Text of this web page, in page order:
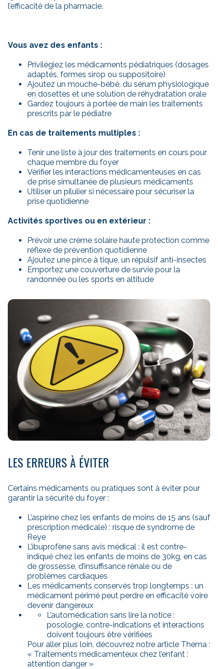
l’efficacité de la pharmacie.
Vous avez des enfants :
Privilégiez les médicaments pédiatriques (dosages
adaptés, formes sirop ou suppositoire)
Ajoutez un mouche-bébé, du sérum physiologique
en dosettes et une solution de réhydratation orale
Gardez toujours à portée de main les traitements
prescrits par le pédiatre
En cas de traitements multiples :
Tenir une liste à jour des traitements en cours pour
chaque membre du foyer
Vérifier les interactions médicamenteuses en cas
de prise simultanée de plusieurs médicaments
Utiliser un pilulier si nécessaire pour sécuriser la
prise quotidienne
Activités sportives ou en extérieur :
Prévoir une crème solaire haute protection comme
réflexe de prévention quotidienne
Ajoutez une pince à tique, un répulsif anti-insectes
Emportez une couverture de survie pour la
randonnée ou les sports en altitude
LES ERREURS À ÉVITER
Certains médicaments ou pratiques sont à éviter pour
garantir la sécurité du foyer :
L’aspirine chez les enfants de moins de 15 ans (sauf
prescription médicale) : risque de syndrome de
Reye
L’ibuprofène sans avis médical : il est contre-
indiqué chez les enfants de moins de 30kg, en cas
de grossesse, d’insuffisance rénale ou de
problèmes cardiaques
Les médicaments conservés trop longtemps : un
médicament périmé peut perdre en efficacité voire
devenir dangereux
L’automédication sans lire la notice :
posologie, contre-indications et interactions
doivent toujours être vérifiées
Pour aller plus loin, découvrez notre article Thema :
« Traitements médicamenteux chez l’enfant :
attention danger »